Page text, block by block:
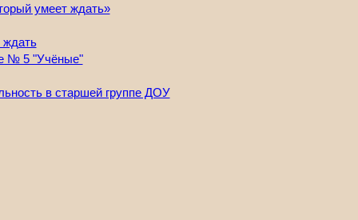
умеет ждать»
№ 5 "Учёные"